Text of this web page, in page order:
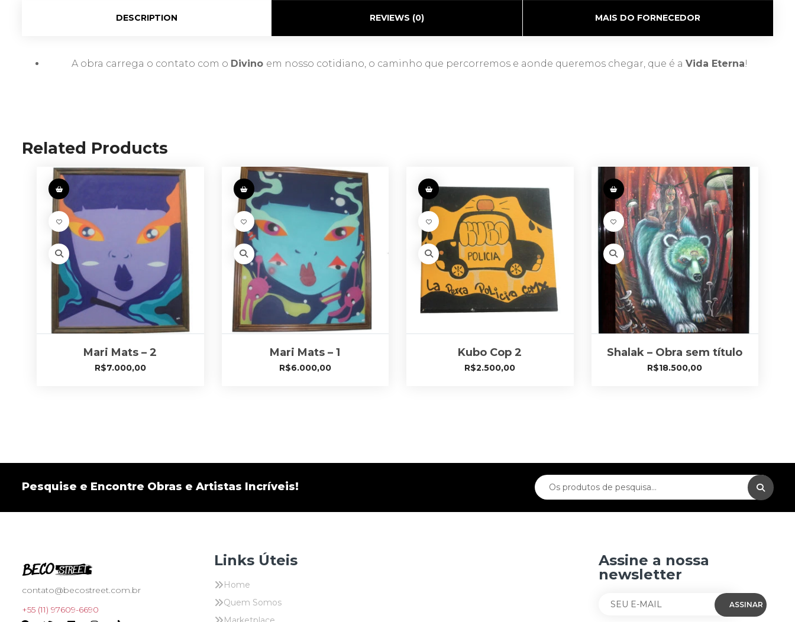
DESCRIPTION REVIEWS (0) MAIS DO FORNECEDOR
A obra carrega o contato com o Divino em nosso cotidiano, o caminho que percorremos e aonde queremos chegar, que é a Vida Eterna!
Related Products
Mari Mats – 2
R$7.000,00
Mari Mats – 1
R$6.000,00
Kubo Cop 2
R$2.500,00
Shalak – Obra sem título
R$18.500,00
Pesquise e Encontre Obras e Artistas Incríveis!
contato@becostreet.com.br
+55 (11) 97609-6690
Links Úteis
Home
Quem Somos
Assine a nossa
newsletter